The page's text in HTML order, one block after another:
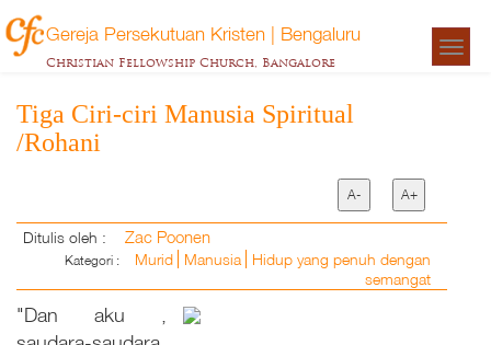
Gereja Persekutuan Kristen | Bengaluru
Christian Fellowship Church, Bangalore
Tiga Ciri-ciri Manusia Spiritual
/Rohani
A- A+
Ditulis oleh : Zac Poonen
Kategori : Murid Manusia
Hidup yang penuh dengan
semangat
"Dan aku ,